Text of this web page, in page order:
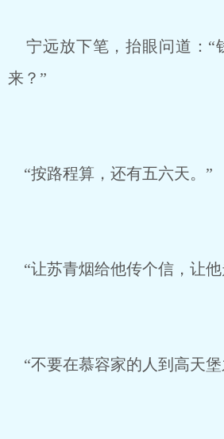
宁远放下笔，抬眼问道：“
来？”
“按路程算，还有五六天。”
“让苏青烟给他传个信，让他
“不要在慕容家的人到高天堡